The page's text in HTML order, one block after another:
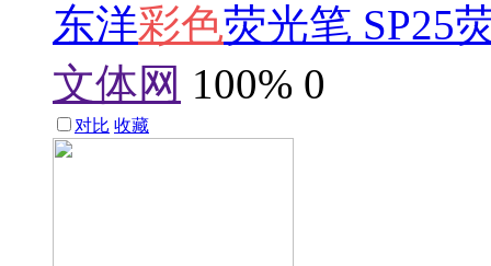
东洋彩色荧光笔 SP25
文体网 100% 0
对比 收藏